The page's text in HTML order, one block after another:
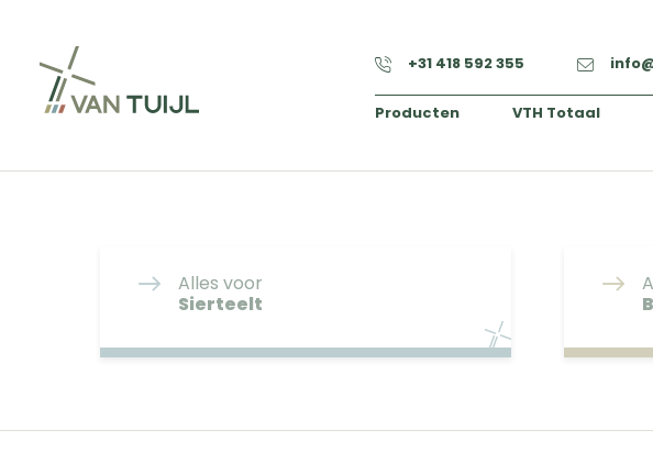
+31 418 592 355
Producten VTH Totaal
Alles voor
Sierteelt